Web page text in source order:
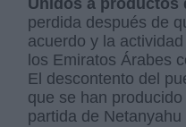
Unidos a productos
perdida después de
acuerdo y la
los Emiratos Árabes
El descontento del
que se han
partida de